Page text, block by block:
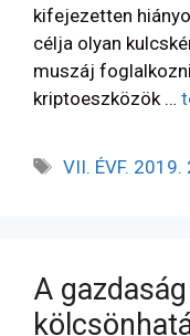
kifejezetten
célja olyan
muszáj
kriptoeszközök …
VII. ÉVF. 2019.
A